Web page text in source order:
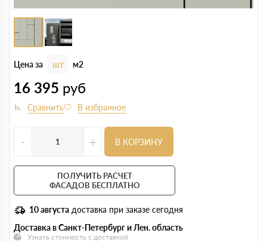
Цена за шт м2
16 395 руб
- + В КОРЗИНУ
ПОЛУЧИТЬ РАСЧЕТ
ФАСАДОВ БЕСПЛАТНО
10 августа доставка при заказе сегодня
Доставка в Санкт-Петербург и Лен. область
Узнать стоимость с доставкой